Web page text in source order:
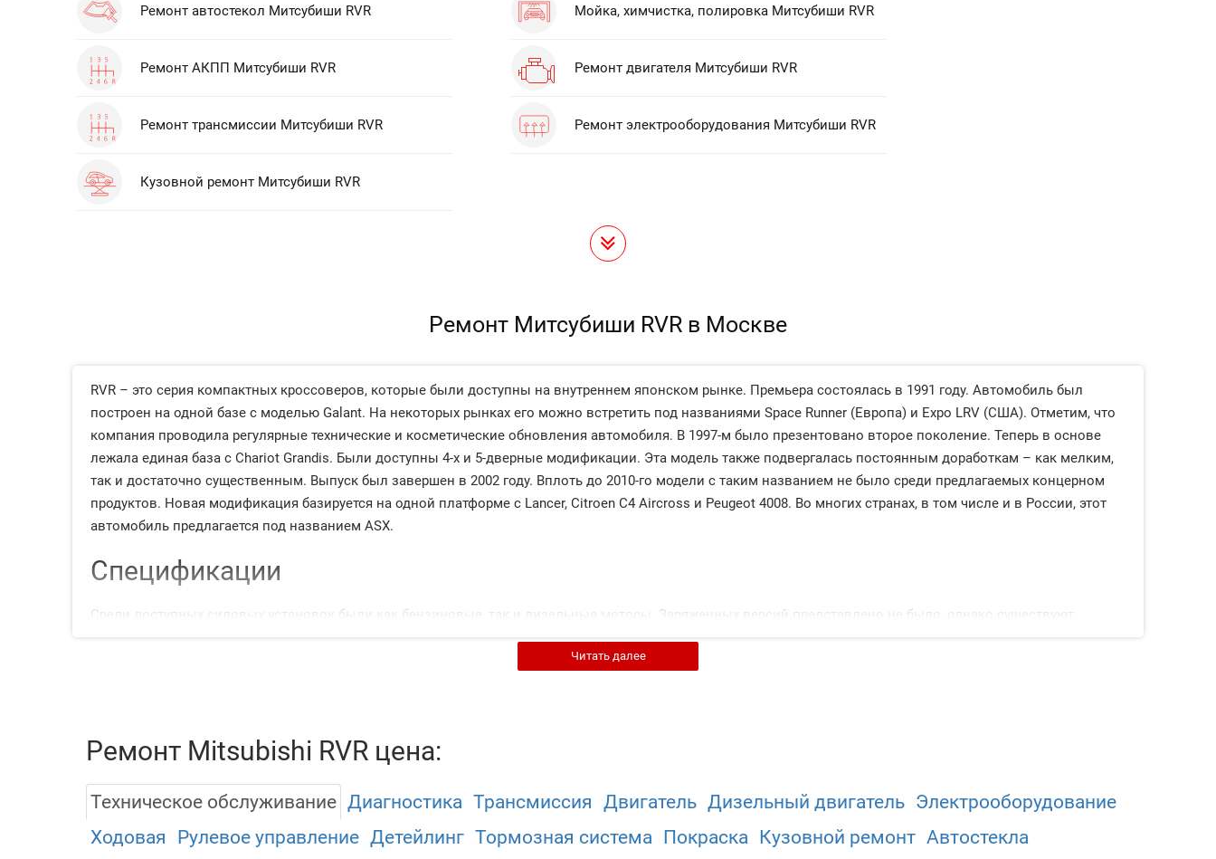
Ремонт автостекол Митсубиши RVR Мойка, химчистка, полировка Митсубиши RVR
Ремонт АКПП Митсубиши RVR Ремонт двигателя Митсубиши RVR
Ремонт трансмиссии Митсубиши RVR Ремонт электрооборудования Митсубиши RVR
Кузовной ремонт Митсубиши RVR
Ремонт Митсубиши RVR в Москве
RVR – это серия компактных кроссоверов, которые были доступны на внутреннем японском рынке. Премьера состоялась в 1991 году. Автомобиль был
построен на одной базе с моделью Galant. На некоторых рынках его можно встретить под названиями Space Runner (Европа) и Expo LRV (США). Отметим, что
компания проводила регулярные технические и косметические обновления автомобиля. В 1997-м было презентовано второе поколение. Теперь в основе
лежала единая база с Chariot Grandis. Были доступны 4-х и 5-дверные модификации. Эта модель также подвергалась постоянным доработкам – как мелким,
так и достаточно существенным. Выпуск был завершен в 2002 году. Вплоть до 2010-го модели с таким названием не было среди предлагаемых концерном
продуктов. Новая модификация базируется на одной платформе с Lancer, Citroen C4 Aircross и Peugeot 4008. Во многих странах, в том числе и в России, этот
автомобиль предлагается под названием ASX.
Спецификации
Среди доступных силовых установок были как бензиновые, так и дизельные моторы. Заряженных версий представлено не было, однако существуют
конфигурации с системой передачи крутящего момента на обе оси. Модели оснащались независимой подвеской. Передние тормозные механизмы были
1.8. бензин, атмосферник (120 л.с.)
2.0. бензин, атмосферник (140-160 л.с.)
Читать далее
Ремонт Mitsubishi RVR цена:
Техническое обслуживание Диагностика Трансмиссия Двигатель Дизельный двигатель Электрооборудованиe
Ходовая
Рулевое управление Детейлинг Тормозная система Покраска Кузовной ремонт Автостекла